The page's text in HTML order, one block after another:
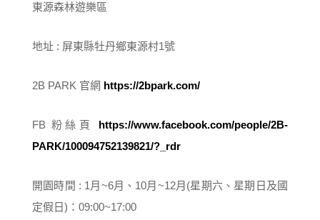
東源森林遊樂區
地址 : 屏東縣牡丹鄉東源村1號
2B PARK 官網 https://2bpark.com/
FB 粉絲頁 https://www.facebook.com/people/2B-
PARK/100094752139821/?_rdr
開園時間 : 1月~6月、10月~12月(星期六、星期日及國
定假日)：09:00~17:00